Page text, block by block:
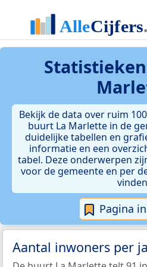
Statistieken
Bekijk de data over ruim
buurt La Marlette in de
duidelijke tabellen en
informatie en een
tabel. Deze onderwerpen
voor de gemeente en per
Pagina
Aantal inwoners per